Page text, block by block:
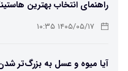
راهنمای انتخاب بهترین
۱۴۰۵/۰۵/۱۷ ۱۰:۳۵
آیا میوه و عسل به بزرگ‌تر